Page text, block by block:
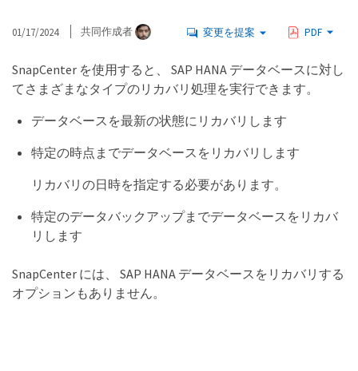
01/17/2024 共同作成者 変更を提案 PDF
SnapCenter を使用すると、 SAP HANA データベースに対し
てさまざまなタイプのリカバリ処理を実行できます。
データベースを最新の状態にリカバリします
特定の時点までデータベースをリカバリします
リカバリの日時を指定する必要があります。
特定のデータバックアップまでデータベースをリカバ
リします
SnapCenter には、 SAP HANA データベースをリカバリする
オプションもありません。